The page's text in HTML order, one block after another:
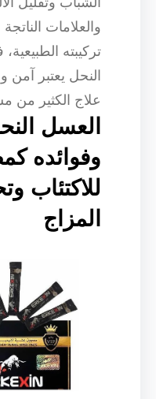
والعلامات
تركيبته
النحل يعتبر آمن
علاج الكثير من
العسل
وفوائده
للاكتئاب
المزاج